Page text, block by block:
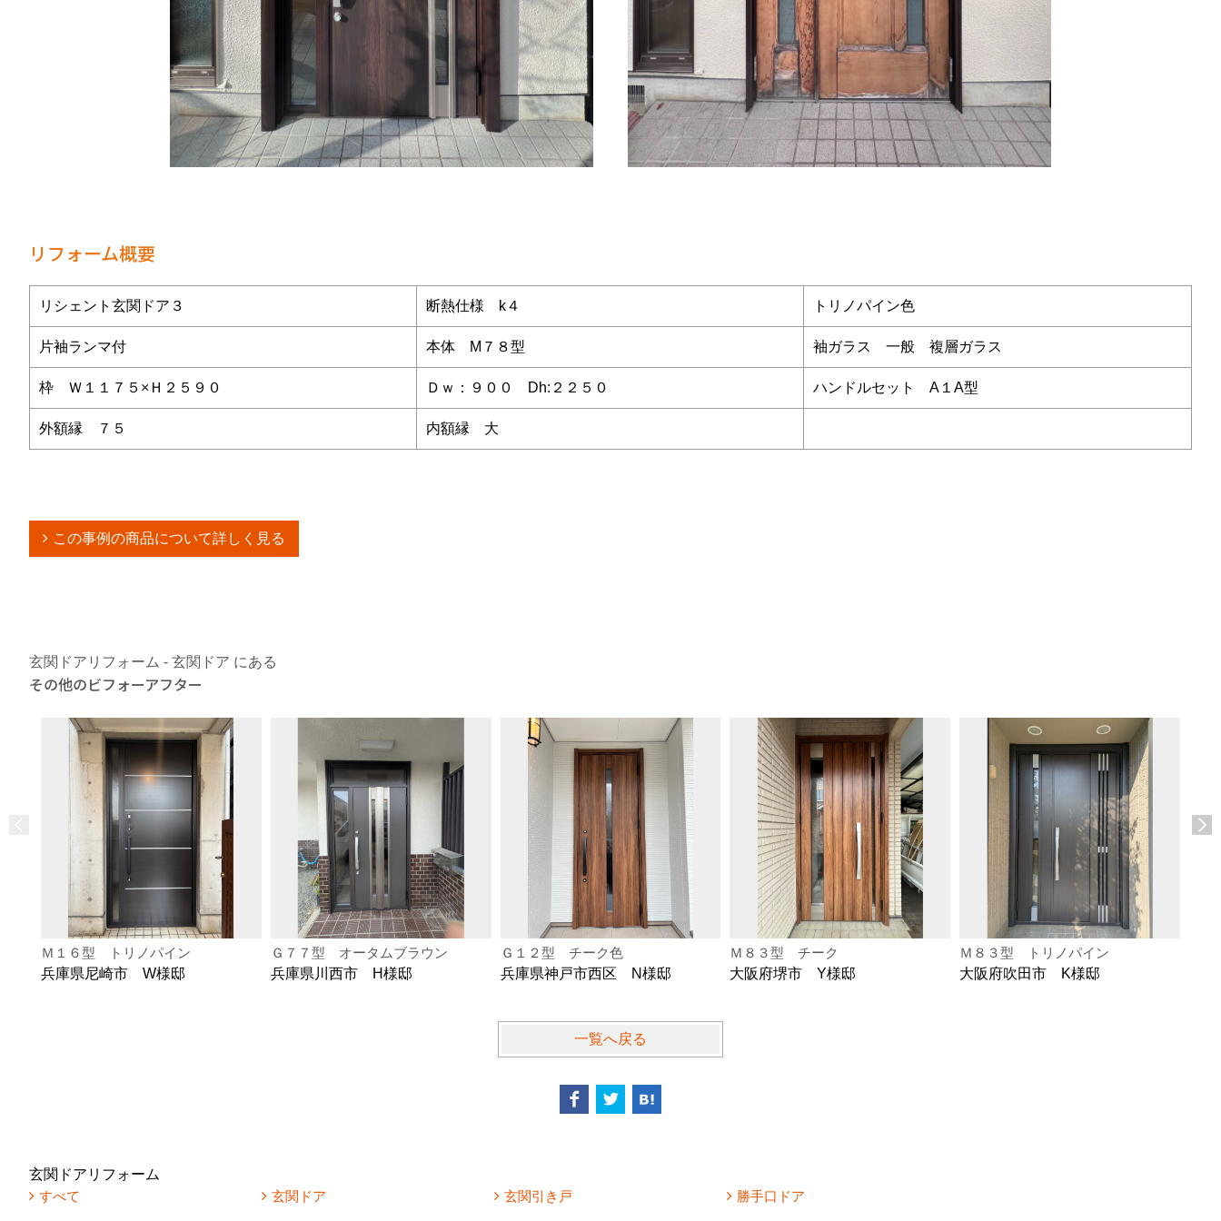
リフォーム概要
リシェント玄関ドア３ 断熱仕様 k４ トリノパイン色
片袖ランマ付 本体 M７８型 袖ガラス 一般 複層ガラス
枠 Ｗ１１７５×Ｈ２５９０ Ｄｗ：９００ Dh:２２５０ ハンドルセット A１A型
外額縁 ７５ 内額縁 大
この事例の商品について詳しく見る
玄関ドアリフォーム - 玄関ドア にある
その他のビフォーアフター
Ｍ１６型 トリノパイン
兵庫県尼崎市 W様邸
Ｇ７７型 オータムブラウン
兵庫県川西市 H様邸
Ｇ１２型 チーク色
兵庫県神戸市西区 N様邸
Ｍ８３型 チーク
大阪府堺市 Y様邸
Ｍ８３型 トリノパイン
大阪府吹田市 K様邸
一覧へ戻る
玄関ドアリフォーム
すべて
玄関ドア 玄関引き戸 勝手口ドア